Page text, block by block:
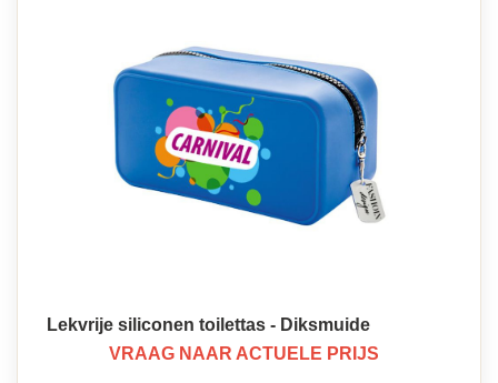
Lekvrije siliconen toilettas - Diksmuide
VRAAG NAAR ACTUELE PRIJS